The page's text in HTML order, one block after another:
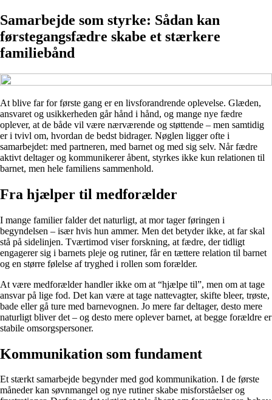
Samarbejde som styrke: Sådan kan
førstegangsfædre skabe et stærkere
familiebånd
At blive far for første gang er en livsforandrende oplevelse. Glæden,
ansvaret og usikkerheden går hånd i hånd, og mange nye fædre
oplever, at de både vil være nærværende og støttende – men samtidig
er i tvivl om, hvordan de bedst bidrager. Nøglen ligger ofte i
samarbejdet: med partneren, med barnet og med sig selv. Når fædre
aktivt deltager og kommunikerer åbent, styrkes ikke kun relationen til
barnet, men hele familiens sammenhold.
Fra hjælper til medforælder
I mange familier falder det naturligt, at mor tager føringen i
begyndelsen – især hvis hun ammer. Men det betyder ikke, at far skal
stå på sidelinjen. Tværtimod viser forskning, at fædre, der tidligt
engagerer sig i barnets pleje og rutiner, får en tættere relation til barnet
og en større følelse af tryghed i rollen som forælder.
At være medforælder handler ikke om at “hjælpe til”, men om at tage
ansvar på lige fod. Det kan være at tage nattevagter, skifte bleer, trøste,
bade eller gå ture med barnevognen. Jo mere far deltager, desto mere
naturligt bliver det – og desto mere oplever barnet, at begge forældre er
stabile omsorgspersoner.
Kommunikation som fundament
Et stærkt samarbejde begynder med god kommunikation. I de første
måneder kan søvnmangel og nye rutiner skabe misforståelser og